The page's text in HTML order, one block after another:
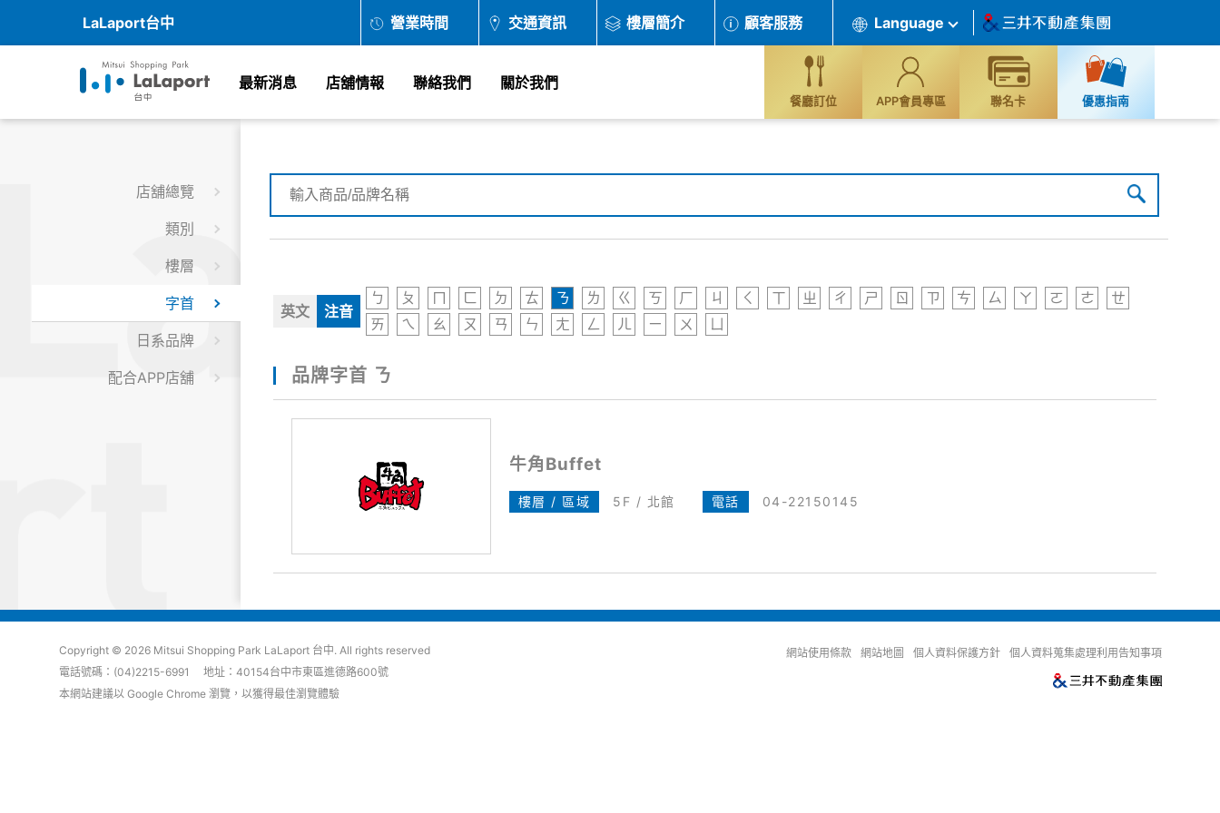
LaLaport台中 營業時間 交通資訊 樓層簡介 顧客服務 Language
最新消息 店舖情報 聯絡我們 關於我們
餐廳訂位 APP會員專區 聯名卡 優惠指南
店舖總覽
類別
樓層
字首
日系品牌
配合APP店舖
英文 注音
ㄅ ㄆ ㄇ ㄈ ㄉ ㄊ ㄋ ㄌ ㄍ ㄎ ㄏ ㄐ ㄑ ㄒ ㄓ ㄔ ㄕ ㄖ ㄗ ㄘ ㄙ ㄚ ㄛ ㄜ
ㄝ
ㄞ
ㄟ ㄠ ㄡ ㄢ ㄣ ㄤ ㄥ ㄦ ㄧ ㄨ ㄩ
品牌字首 ㄋ
牛角Buffet
樓層 / 區域 5F / 北館 電話 04-22150145
Copyright © 2026 Mitsui Shopping Park LaLaport 台中. All rights reserved
電話號碼：(04)2215-6991 地址：40154台中市東區進德路600號
本網站建議以 Google Chrome 瀏覽，以獲得最佳瀏覽體驗
網站使用條款 網站地圖 個人資料保護方針 個人資料蒐集處理利用告知事項